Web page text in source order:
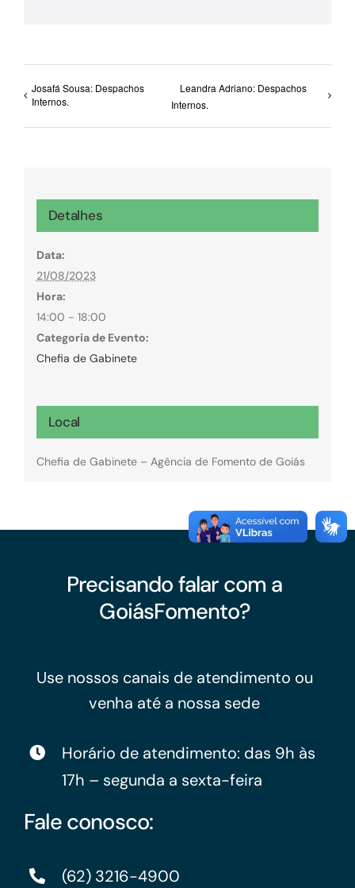
Josafá Sousa: Despachos
Internos.
Leandra Adriano: Despachos
Internos.
Detalhes
Data:
21/08/2023
Hora:
14:00 - 18:00
Categoria de Evento:
Chefia de Gabinete
Local
Chefia de Gabinete – Agência de Fomento de Goiás
Precisando falar com a
GoiásFomento?
Use nossos canais de atendimento ou
venha até a nossa sede
Horário de atendimento: das 9h às
17h – segunda a sexta-feira
Fale conosco:
(62) 3216-4900